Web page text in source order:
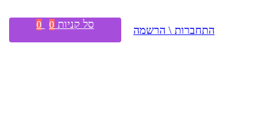
התחברות \ הרשמה סל קניות 0
0